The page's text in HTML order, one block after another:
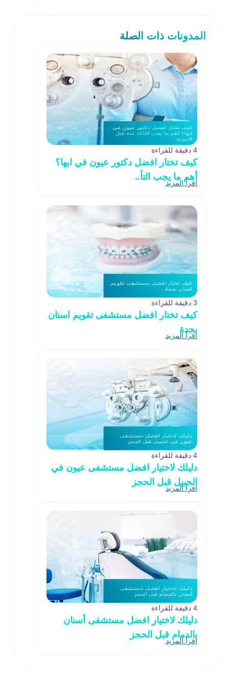
المدونات ذات الصلة
4 دقيقة للقراءة
كيف تختار افضل دكتور عيون في ابها؟
أهم ما يجب التأ..
اقرأ المزيد
3 دقيقة للقراءة
كيف تختار افضل مستشفى تقويم اسنان
بجدة
اقرأ المزيد
4 دقيقة للقراءة
دليلك لاختيار افضل مستشفى عيون في
الجبيل قبل الحجز
اقرأ المزيد
4 دقيقة للقراءة
دليلك لاختيار افضل مستشفى أسنان
بالدمام قبل الحجز
اقرأ المزيد